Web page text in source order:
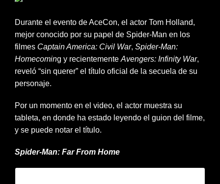
Durante el evento de AceCon, el actor Tom Holland,
mejor conocido por su papel de Spider-Man en los
filmes Captain America: Civil War, Spider-Man:
Homecoming y recientemente Avengers: Infinity War,
reveló “sin querer” el título oficial de la secuela de su
personaje.
Por un momento en el video, el actor muestra su
tableta, en donde ha estado leyendo el guion del filme,
y se puede notar el título.
Spider-Man: Far From Home